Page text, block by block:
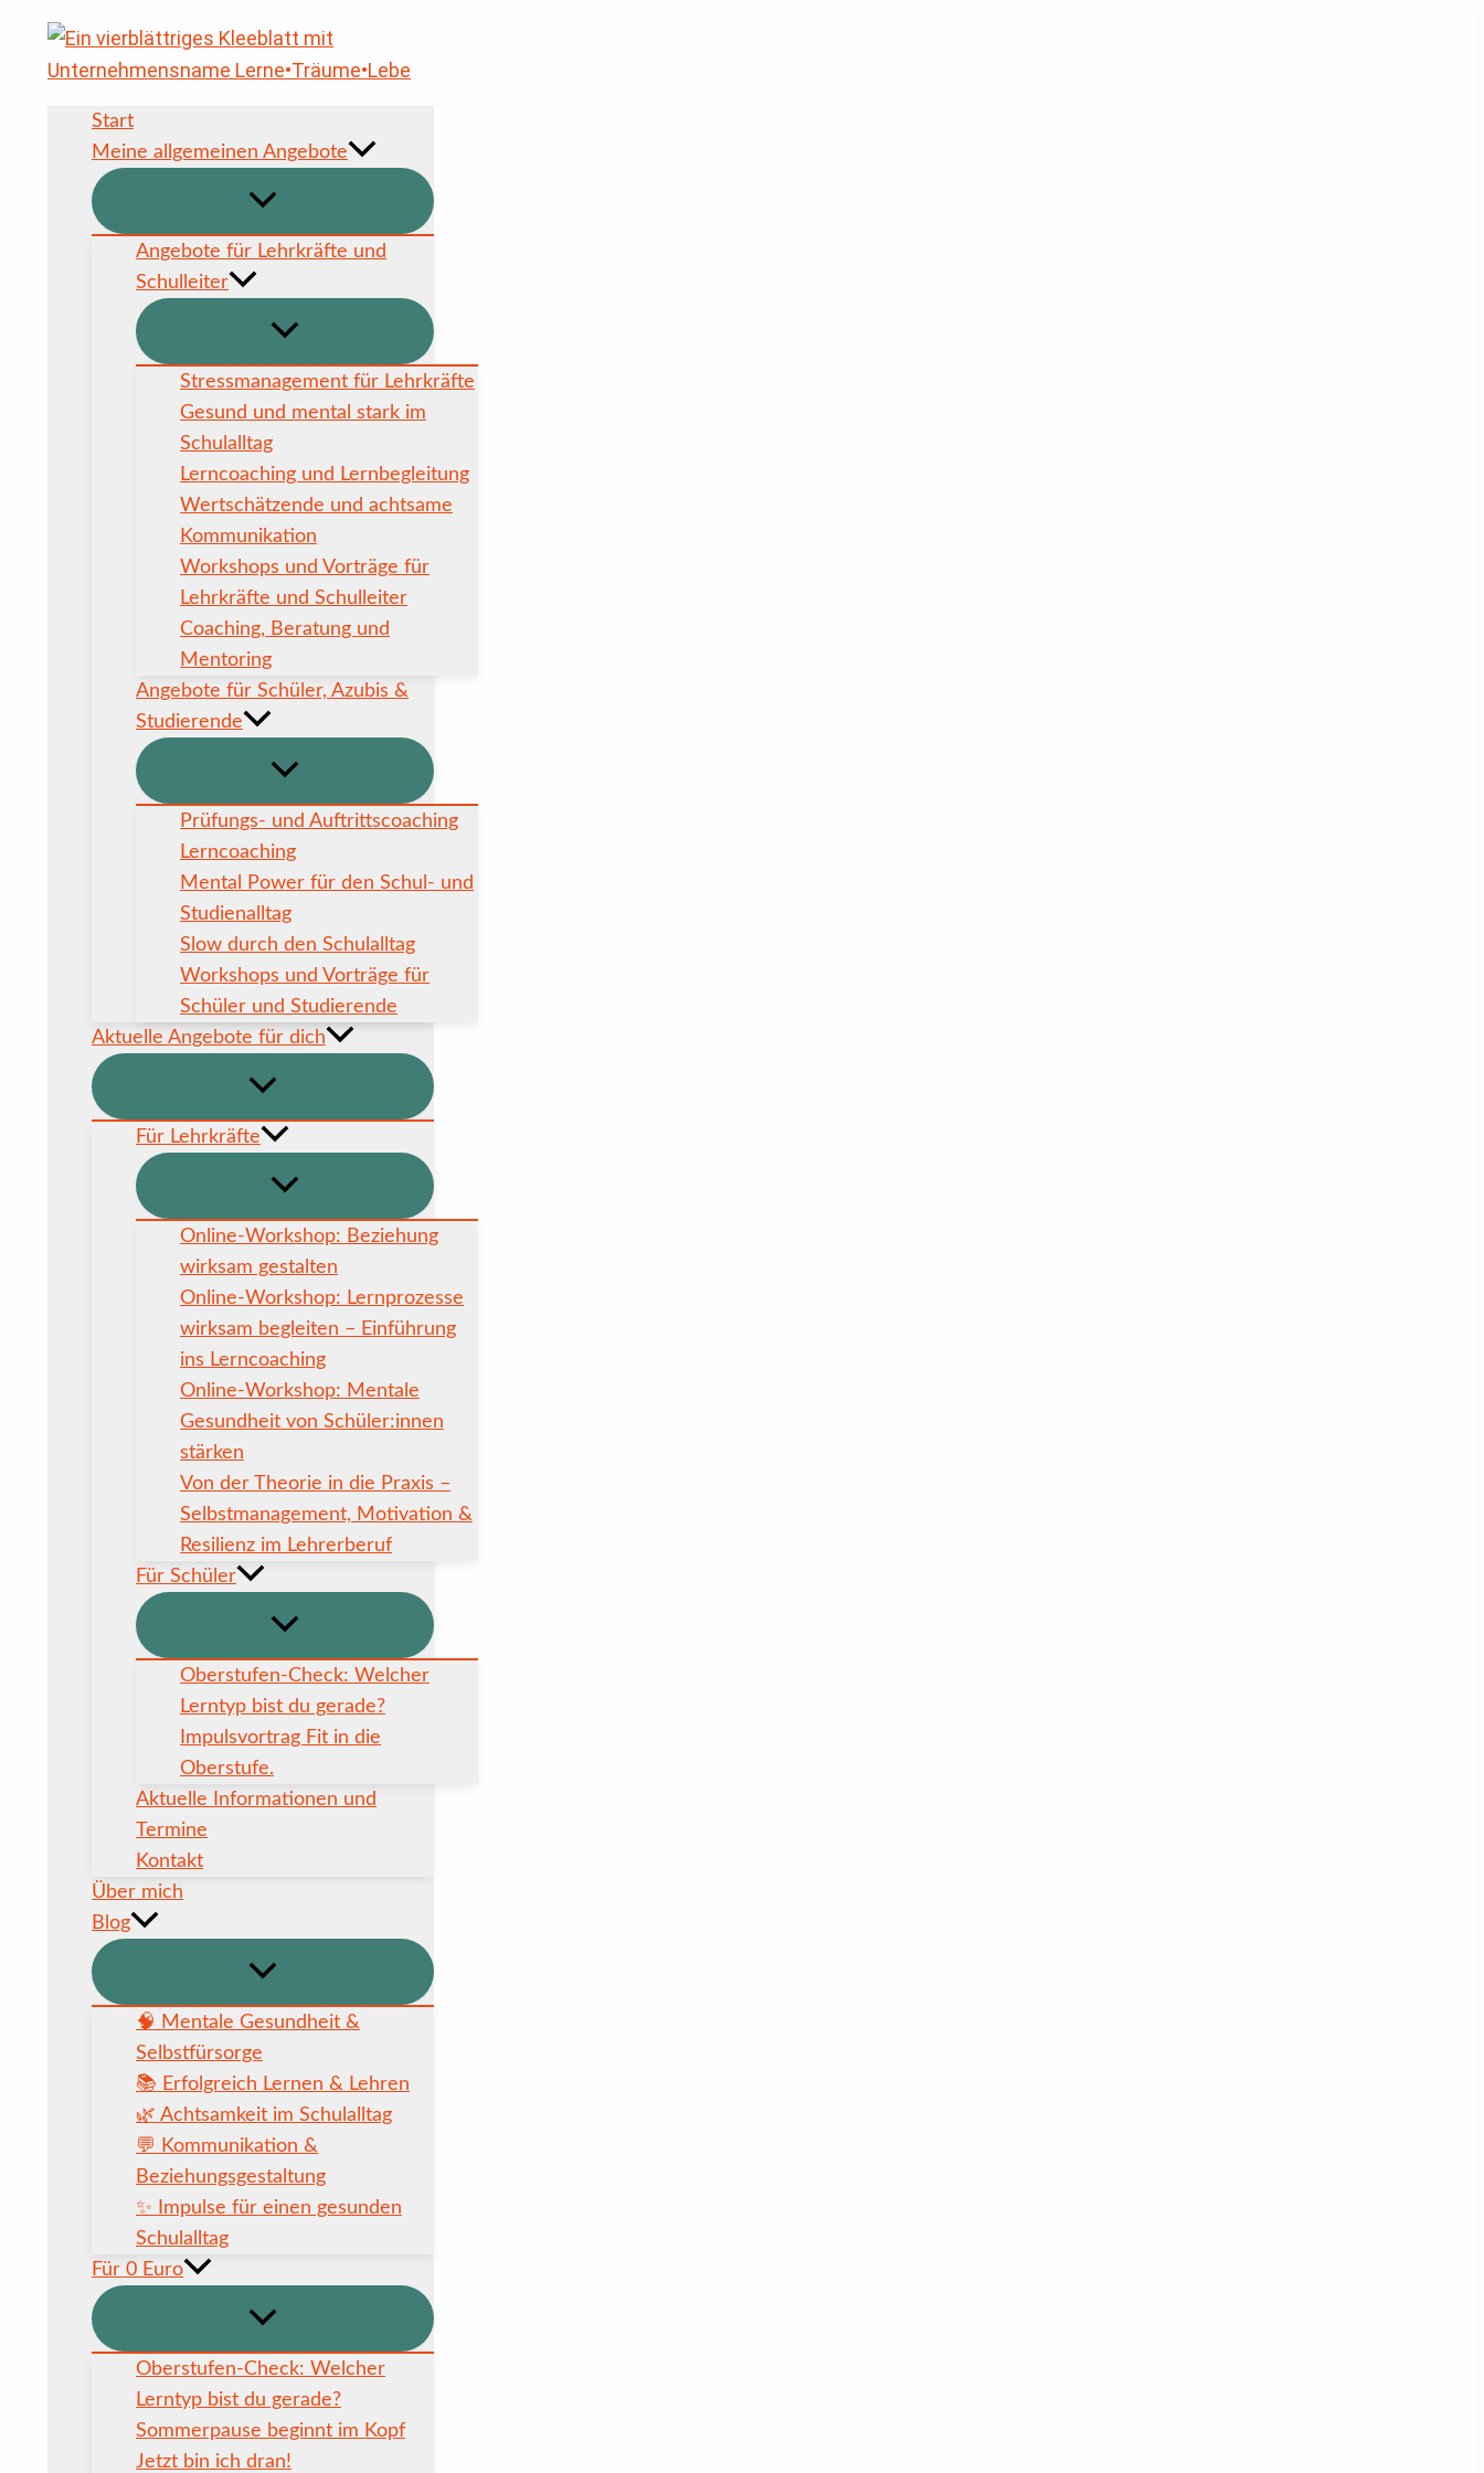
Zum
Start
Meine allgemeinen Angebote
Angebote für Lehrkräfte und
Schulleiter
Stressmanagement für Lehrkräfte
Gesund und mental stark im
Schulalltag
Lerncoaching und Lernbegleitung
Wertschätzende und achtsame
Kommunikation
Workshops und Vorträge für
Lehrkräfte und Schulleiter
Coaching, Beratung und
Mentoring
Angebote für Schüler, Azubis &
Studierende
Prüfungs- und Auftrittscoaching
Lerncoaching
Mental Power für den Schul- und
Studienalltag
Slow durch den Schulalltag
Workshops und Vorträge für
Schüler und Studierende
Aktuelle Angebote für dich
Für Lehrkräfte
Online-Workshop: Beziehung
wirksam gestalten
Online-Workshop: Lernprozesse
wirksam begleiten – Einführung
ins Lerncoaching
Online-Workshop: Mentale
Gesundheit von Schüler:innen
stärken
Von der Theorie in die Praxis –
Selbstmanagement, Motivation &
Resilienz im Lehrerberuf
Für Schüler
Oberstufen-Check: Welcher
Lerntyp bist du gerade?
Impulsvortrag Fit in die
Oberstufe.
Aktuelle Informationen und
Termine
Kontakt
Über mich
Blog
🧠 Mentale Gesundheit &
Selbstfürsorge
📚 Erfolgreich Lernen & Lehren
🌿 Achtsamkeit im Schulalltag
💬 Kommunikation &
Beziehungsgestaltung
✨ Impulse für einen gesunden
Schulalltag
Für 0 Euro
Oberstufen-Check: Welcher
Lerntyp bist du gerade?
Sommerpause beginnt im Kopf
Jetzt bin ich dran!